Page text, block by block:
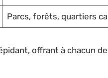
Parcs, forêts, quartiers
offrant à chacun